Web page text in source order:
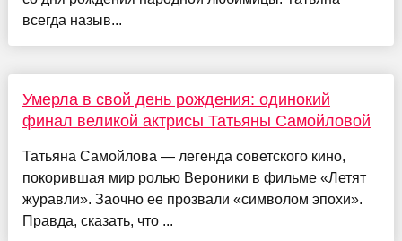
всегда назыв...
Умерла в свой день рождения: одинокий
финал великой актрисы Татьяны Самойловой
Татьяна Самойлова — легенда советского кино,
покорившая мир ролью Вероники в фильме «Летят
журавли». Заочно ее прозвали «символом эпохи».
Правда, сказать, что ...